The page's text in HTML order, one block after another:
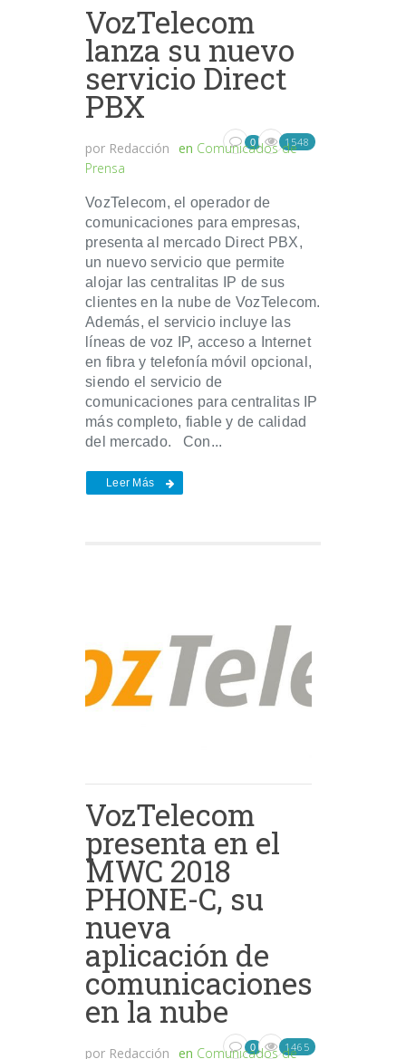
VozTelecom
lanza su nuevo
servicio Direct
PBX
por Redacción en Comunicados de
Prensa
0 1548
VozTelecom, el operador de
comunicaciones para empresas,
presenta al mercado Direct PBX,
un nuevo servicio que permite
alojar las centralitas IP de sus
clientes en la nube de VozTelecom.
Además, el servicio incluye las
líneas de voz IP, acceso a Internet
en fibra y telefonía móvil opcional,
siendo el servicio de
comunicaciones para centralitas IP
más completo, fiable y de calidad
del mercado. Con...
Leer Más
VozTelecom
presenta en el
MWC 2018
PHONE-C, su
nueva
aplicación de
comunicaciones
en la nube
por Redacción en Comunicados de
0 1465